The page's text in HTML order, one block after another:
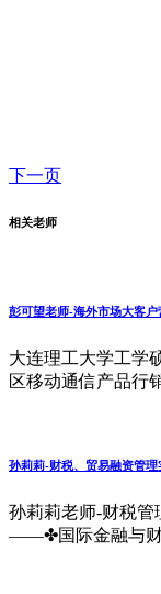
下一页
相关老师
彭可望老师-海外市场大客
大连理工大学工学
区移动通信产品行
孙莉莉-财税、贸易融资管理
孙莉莉老师-财税管
——✤国际金融与